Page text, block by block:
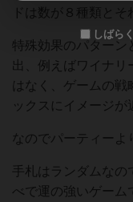
ドは数が８種類と
特殊効果のパターン
出、例えばワイナリ
はなく、ゲームの戦
ックスにイメージが
なのでパーティーよ
手札はランダムなの
べで運の強いゲーム
しばら